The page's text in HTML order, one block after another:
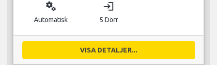
miscellaneous_services
Automatisk
login
5 Dörr
VISA DETALJER...